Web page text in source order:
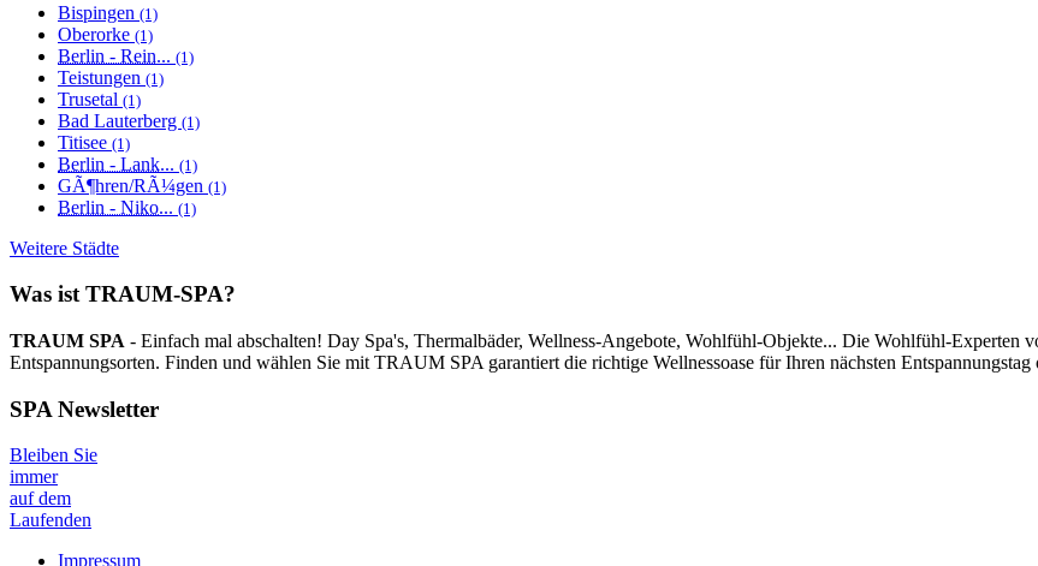
Bispingen (1)
Oberorke (1)
Berlin - Rein... (1)
Teistungen (1)
Trusetal (1)
Bad Lauterberg (1)
Titisee (1)
Berlin - Lank... (1)
GÃ¶hren/RÃ¼gen (1)
Berlin - Niko... (1)
Weitere Städte
Was ist TRAUM-SPA?
TRAUM SPA - Einfach mal abschalten! Day Spa's, Thermalbäder, Wellness-Angebote, Wohlfühl-Objekte... Die Wohlfühl-
Entspannungsorten. Finden und wählen Sie mit TRAUM SPA garantiert die richtige Wellnessoase für Ihren nächsten Entspannungstag
SPA Newsletter
Bleiben Sie
immer
auf dem
Laufenden
Impressum